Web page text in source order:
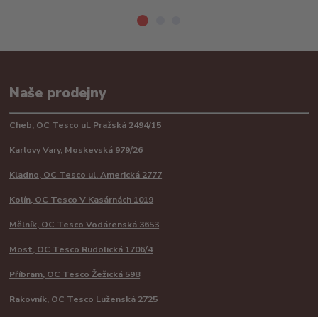
Naše prodejny
Cheb, OC Tesco ul. Pražská 2494/15
Karlovy Vary, Moskevská 979/26
Kladno, OC Tesco ul. Americká 2777
Kolín, OC Tesco V Kasárnách 1019
Mělník, OC Tesco Vodárenská 3653
Most, OC Tesco Rudolická 1706/4
Příbram, OC Tesco Žežická 598
Rakovník, OC Tesco Luženská 2725